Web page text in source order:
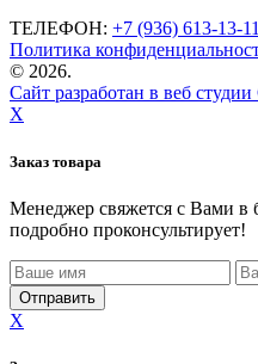
ТЕЛЕФОН: +7 (936) 613-13-11
Политика
© 2026.
Сайт разработан в веб
X
Заказ товара
Менеджер свяжется с Вами в
подробно проконсультирует!
X